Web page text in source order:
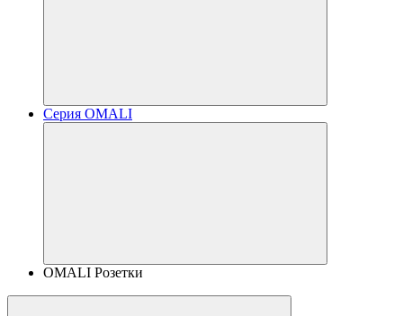
Серия OMALI
OMALI Розетки